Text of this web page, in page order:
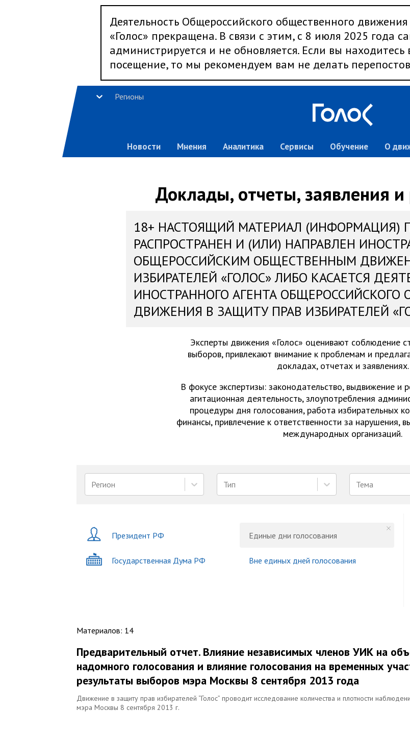
Деятельность Общероссийского общественного
«Голос» прекращена. В связи с этим, с 8 июля 2025 года
администрируется и не обновляется. Если вы
посещение, то мы рекомендуем вам не делать перепостов
Регионы
Новости Мнения Аналитика Сервисы Обучение О
Доклады, отчеты, заявления и
18+ НАСТОЯЩИЙ МАТЕРИАЛ (ИНФОРМАЦИЯ)
РАСПРОСТРАНЕН И (ИЛИ) НАПРАВЛЕН
ОБЩЕРОССИЙСКИМ ОБЩЕСТВЕННЫМ
ИЗБИРАТЕЛЕЙ «ГОЛОС» ЛИБО КАСАЕТСЯ
ИНОСТРАННОГО АГЕНТА ОБЩЕРОССИЙСКОГО
ДВИЖЕНИЯ В ЗАЩИТУ ПРАВ ИЗБИРАТЕЛЕЙ
Эксперты движения «Голос» оценивают соблюдение
выборов, привлекают внимание к проблемам и
докладах, отчетах и заявлениях.
В фокусе экспертизы: законодательство, выдвижение и
агитационная деятельность, злоупотребления
процедуры дня голосования, работа избирательных
финансы, привлечение к ответственности за нарушения,
международных организаций.
Регион Тип Тема
Президент РФ
Государственная Дума РФ
Единые дни голосования
Вне единых дней голосования
Материалов: 14
Предварительный отчет. Влияние независимых членов УИК на
надомного голосования и влияние голосования на временных
результаты выборов мэра Москвы 8 сентября 2013 года
Движение в защиту прав избирателей “Голос” проводит исследование количества и плотности
мэра Москвы 8 сентября 2013 г.